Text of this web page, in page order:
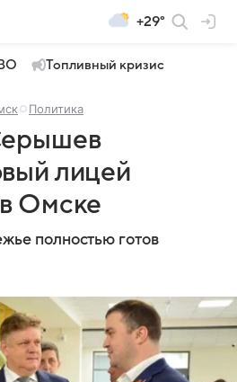
+29°
Топливный кризис
Политика
лицей
Омске
полностью готов